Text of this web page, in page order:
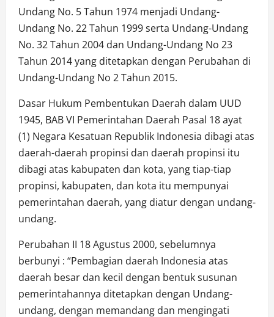
Undang No. 5 Tahun 1974 menjadi Undang-
Undang No. 22 Tahun 1999 serta Undang-Undang
No. 32 Tahun 2004 dan Undang-Undang No 23
Tahun 2014 yang ditetapkan dengan Perubahan di
Undang-Undang No 2 Tahun 2015.
Dasar Hukum Pembentukan Daerah dalam UUD
1945, BAB VI Pemerintahan Daerah Pasal 18 ayat
(1) Negara Kesatuan Republik Indonesia dibagi atas
daerah-daerah propinsi dan daerah propinsi itu
dibagi atas kabupaten dan kota, yang tiap-tiap
propinsi, kabupaten, dan kota itu mempunyai
pemerintahan daerah, yang diatur dengan undang-
undang.
Perubahan II 18 Agustus 2000, sebelumnya
berbunyi : “Pembagian daerah Indonesia atas
daerah besar dan kecil dengan bentuk susunan
pemerintahannya ditetapkan dengan Undang-
undang, dengan memandang dan mengingati